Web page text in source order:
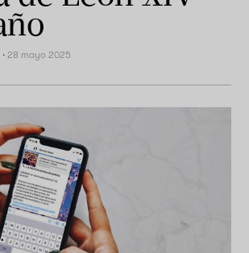
·28 mayo 2025